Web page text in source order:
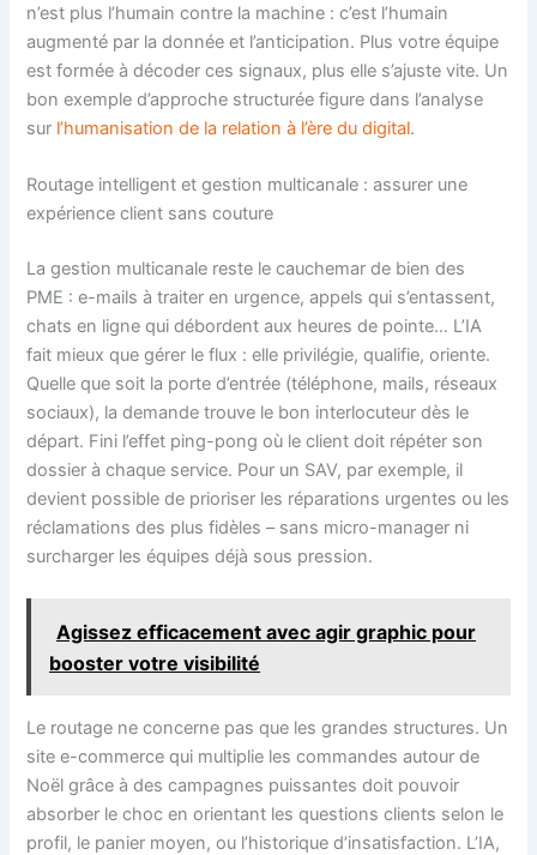
n’est plus l’humain contre la machine : c’est l’humain
augmenté par la donnée et l’anticipation. Plus votre équipe
est formée à décoder ces signaux, plus elle s’ajuste vite. Un
bon exemple d’approche structurée figure dans l’analyse
sur l’humanisation de la relation à l’ère du digital.
Routage intelligent et gestion multicanale : assurer une
expérience client sans couture
La gestion multicanale reste le cauchemar de bien des
PME : e-mails à traiter en urgence, appels qui s’entassent,
chats en ligne qui débordent aux heures de pointe… L’IA
fait mieux que gérer le flux : elle privilégie, qualifie, oriente.
Quelle que soit la porte d’entrée (téléphone, mails, réseaux
sociaux), la demande trouve le bon interlocuteur dès le
départ. Fini l’effet ping-pong où le client doit répéter son
dossier à chaque service. Pour un SAV, par exemple, il
devient possible de prioriser les réparations urgentes ou les
réclamations des plus fidèles – sans micro-manager ni
surcharger les équipes déjà sous pression.
Agissez efficacement avec agir graphic pour
booster votre visibilité
Le routage ne concerne pas que les grandes structures. Un
site e-commerce qui multiplie les commandes autour de
Noël grâce à des campagnes puissantes doit pouvoir
absorber le choc en orientant les questions clients selon le
profil, le panier moyen, ou l’historique d’insatisfaction. L’IA,